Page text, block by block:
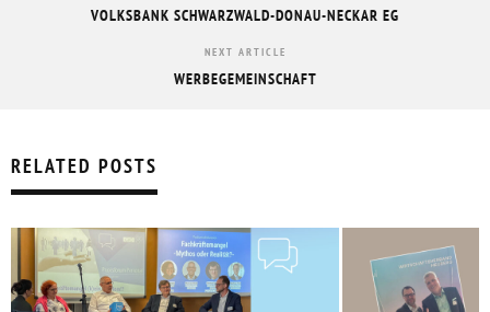
VOLKSBANK SCHWARZWALD-DONAU-NECKAR EG
NEXT ARTICLE
WERBEGEMEINSCHAFT
RELATED POSTS